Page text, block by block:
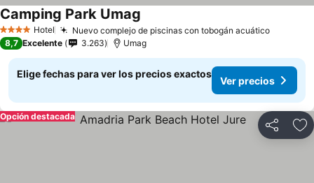
4 EstrellasHotel Nuevo complejo de piscinas con tobogán acuático
Camping Park Umag
8,7 Excelente 3.263 Umag
Elige fechas para ver los precios exactos
Ver precios
Compartir
Opción destacada